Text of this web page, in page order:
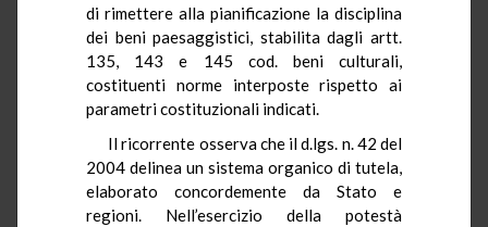
di rimettere alla pianificazione la disciplina
dei beni paesaggistici, stabilita dagli artt.
135, 143 e 145 cod. beni culturali,
costituenti norme interposte rispetto ai
parametri costituzionali indicati.
Il ricorrente osserva che il d.lgs. n. 42 del
2004 delinea un sistema organico di tutela,
elaborato concordemente da Stato e
regioni. Nell’esercizio della potestà